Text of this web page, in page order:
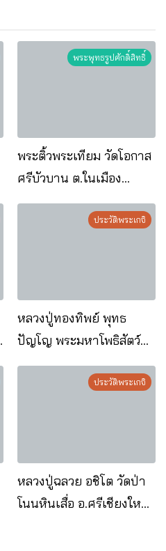
พระพุทธรูปศักดิ์สิทธิ์
พระติ้วพระเทียม วัดโอกาส
ศรีบัวบาน ต.ในเมือง
อ.เมือง จ.นครพนม
ประวัติพระเกจิ
หลวงปู่ทองทิพย์ พุทธ
ปัญโญ พระมหาโพธิสัตว์
แห่งลุ่มแม่น้ำโขง
ประวัติพระเกจิ
หลวงปู่ฉลวย อชิโต วัดป่า
โนนหินเสื่อ อ.ศรีเชียงใหม่